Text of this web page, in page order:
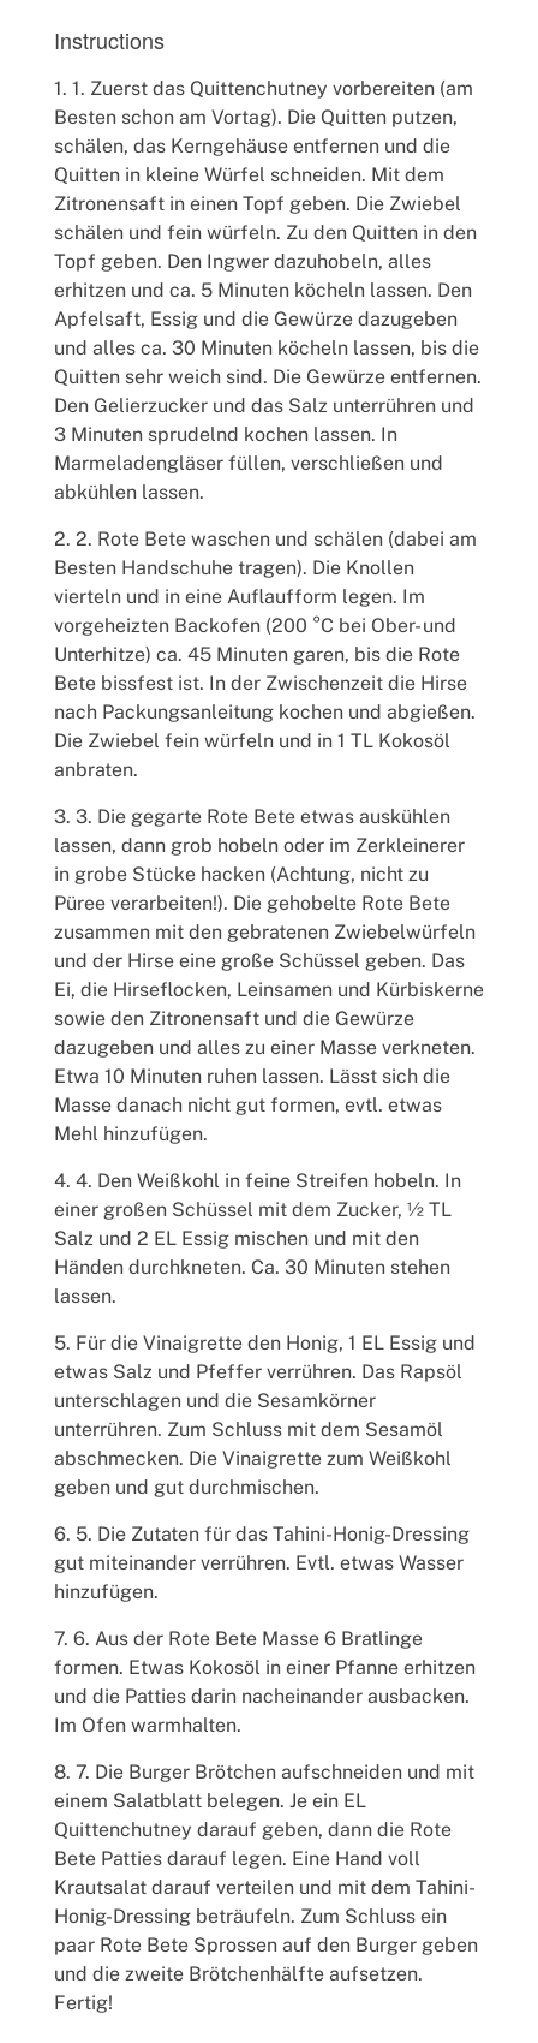
Instructions
1. Zuerst das Quittenchutney vorbereiten (am
Besten schon am Vortag). Die Quitten putzen,
schälen, das Kerngehäuse entfernen und die
Quitten in kleine Würfel schneiden. Mit dem
Zitronensaft in einen Topf geben. Die Zwiebel
schälen und fein würfeln. Zu den Quitten in den
Topf geben. Den Ingwer dazuhobeln, alles
erhitzen und ca. 5 Minuten köcheln lassen. Den
Apfelsaft, Essig und die Gewürze dazugeben
und alles ca. 30 Minuten köcheln lassen, bis die
Quitten sehr weich sind. Die Gewürze entfernen.
Den Gelierzucker und das Salz unterrühren und
3 Minuten sprudelnd kochen lassen. In
Marmeladengläser füllen, verschließen und
abkühlen lassen.
2. Rote Bete waschen und schälen (dabei am
Besten Handschuhe tragen). Die Knollen
vierteln und in eine Auflaufform legen. Im
vorgeheizten Backofen (200 °C bei Ober- und
Unterhitze) ca. 45 Minuten garen, bis die Rote
Bete bissfest ist. In der Zwischenzeit die Hirse
nach Packungsanleitung kochen und abgießen.
Die Zwiebel fein würfeln und in 1 TL Kokosöl
anbraten.
3. Die gegarte Rote Bete etwas auskühlen
lassen, dann grob hobeln oder im Zerkleinerer
in grobe Stücke hacken (Achtung, nicht zu
Püree verarbeiten!). Die gehobelte Rote Bete
zusammen mit den gebratenen Zwiebelwürfeln
und der Hirse eine große Schüssel geben. Das
Ei, die Hirseflocken, Leinsamen und Kürbiskerne
sowie den Zitronensaft und die Gewürze
dazugeben und alles zu einer Masse verkneten.
Etwa 10 Minuten ruhen lassen. Lässt sich die
Masse danach nicht gut formen, evtl. etwas
Mehl hinzufügen.
4. Den Weißkohl in feine Streifen hobeln. In
einer großen Schüssel mit dem Zucker, ½ TL
Salz und 2 EL Essig mischen und mit den
Händen durchkneten. Ca. 30 Minuten stehen
lassen.
Für die Vinaigrette den Honig, 1 EL Essig und
etwas Salz und Pfeffer verrühren. Das Rapsöl
unterschlagen und die Sesamkörner
unterrühren. Zum Schluss mit dem Sesamöl
abschmecken. Die Vinaigrette zum Weißkohl
geben und gut durchmischen.
5. Die Zutaten für das Tahini-Honig-Dressing
gut miteinander verrühren. Evtl. etwas Wasser
hinzufügen.
6. Aus der Rote Bete Masse 6 Bratlinge
formen. Etwas Kokosöl in einer Pfanne erhitzen
und die Patties darin nacheinander ausbacken.
Im Ofen warmhalten.
7. Die Burger Brötchen aufschneiden und mit
einem Salatblatt belegen. Je ein EL
Quittenchutney darauf geben, dann die Rote
Bete Patties darauf legen. Eine Hand voll
Krautsalat darauf verteilen und mit dem Tahini-
Honig-Dressing beträufeln. Zum Schluss ein
paar Rote Bete Sprossen auf den Burger geben
und die zweite Brötchenhälfte aufsetzen.
Fertig!